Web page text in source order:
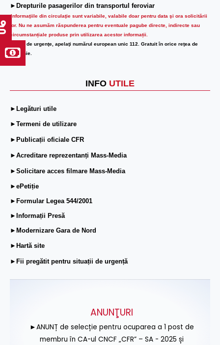
►Drepturile pasagerilor din transportul feroviar
Informaţiile din circulaţie sunt variabile, valabile doar pentru data şi ora solicitării
lor. Nu ne asumăm răspunderea pentru eventuale pagube directe, indirecte sau
circumstanțiale produse prin utilizarea acestor informații.
În caz de urgenţe, apelaţi numărul european unic 112. Gratuit în orice reţea de
telefonie.
INFO UTILE
►Legături utile
►Termeni de utilizare
►Publicații oficiale CFR
►Acreditare reprezentanți Mass-Media
►Solicitare acces filmare Mass-Media
►ePetiție
►Formular Legea 544/2001
►Informații Presă
►Modernizare Gara de Nord
►Hartă site
►Fii pregătit pentru situații de urgență
ANUNŢURI
►ANUNȚ de selecție pentru ocuparea a 1 post de
membru în CA-ul CNCF „CFR” – SA - 2025 și